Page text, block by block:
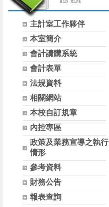
主計室工作夥伴
本室簡介
會計請購系統
會計表單
法規資料
相關網站
本校自訂規章
內控專區
政策及業務宣導之執行
情形
參考資料
財務公告
報表查詢